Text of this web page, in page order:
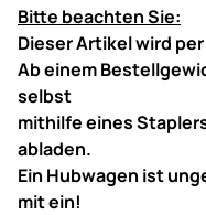
Bitte beachten Sie:
Dieser Artikel wird
Ab einem
selbst
mithilfe eines
abladen.
Ein Hubwagen ist
mit ein!